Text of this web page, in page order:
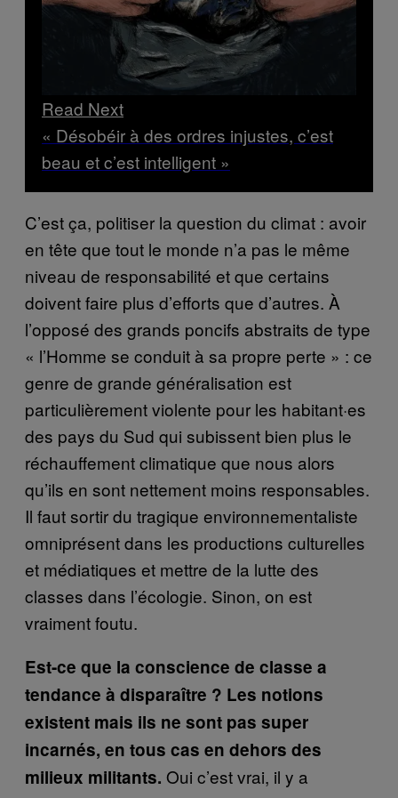
Read Next
« Désobéir à des ordres injustes, c’est
beau et c’est intelligent »
C’est ça, politiser la question du climat : avoir
en tête que tout le monde n’a pas le même
niveau de responsabilité et que certains
doivent faire plus d’efforts que d’autres. À
l’opposé des grands poncifs abstraits de type
« l’Homme se conduit à sa propre perte » : ce
genre de grande généralisation est
particulièrement violente pour les habitant·es
des pays du Sud qui subissent bien plus le
réchauffement climatique que nous alors
qu’ils en sont nettement moins responsables.
Il faut sortir du tragique environnementaliste
omniprésent dans les productions culturelles
et médiatiques et mettre de la lutte des
classes dans l’écologie. Sinon, on est
vraiment foutu.
Est-ce que la conscience de classe a
tendance à disparaître ? Les notions
existent mais ils ne sont pas super
incarnés, en tous cas en dehors des
milieux militants. Oui c’est vrai, il y a